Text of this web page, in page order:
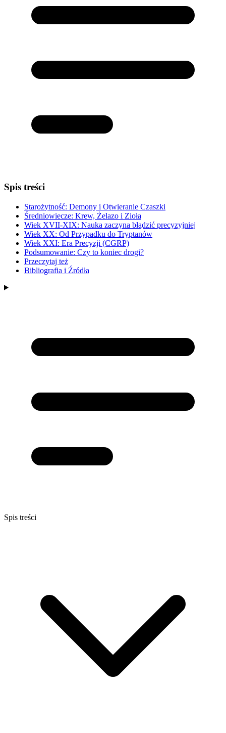
Spis treści
Starożytność: Demony i Otwieranie Czaszki
Średniowiecze: Krew, Żelazo i Zioła
Wiek XVII-XIX: Nauka zaczyna błądzić precyzyjniej
Wiek XX: Od Przypadku do Tryptanów
Wiek XXI: Era Precyzji (CGRP)
Podsumowanie: Czy to koniec drogi?
Przeczytaj też
Bibliografia i Źródła
Spis treści